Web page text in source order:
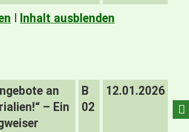
Inhalt ausblenden
an
– Ein
B
02
12.01.2026